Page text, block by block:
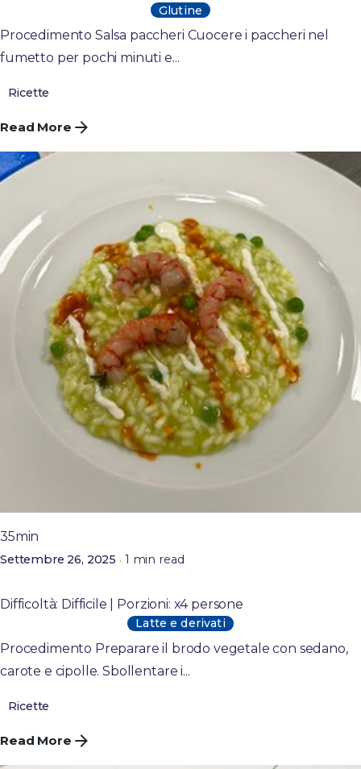
Glutine
Procedimento Salsa paccheri Cuocere i paccheri nel
fumetto per pochi minuti e...
Ricette
Read More
35min
Settembre 26, 2025 1 min read
Difficoltà: Difficile | Porzioni: x4 persone
Latte e derivati
Procedimento Preparare il brodo vegetale con sedano,
carote e cipolle. Sbollentare i...
Ricette
Read More